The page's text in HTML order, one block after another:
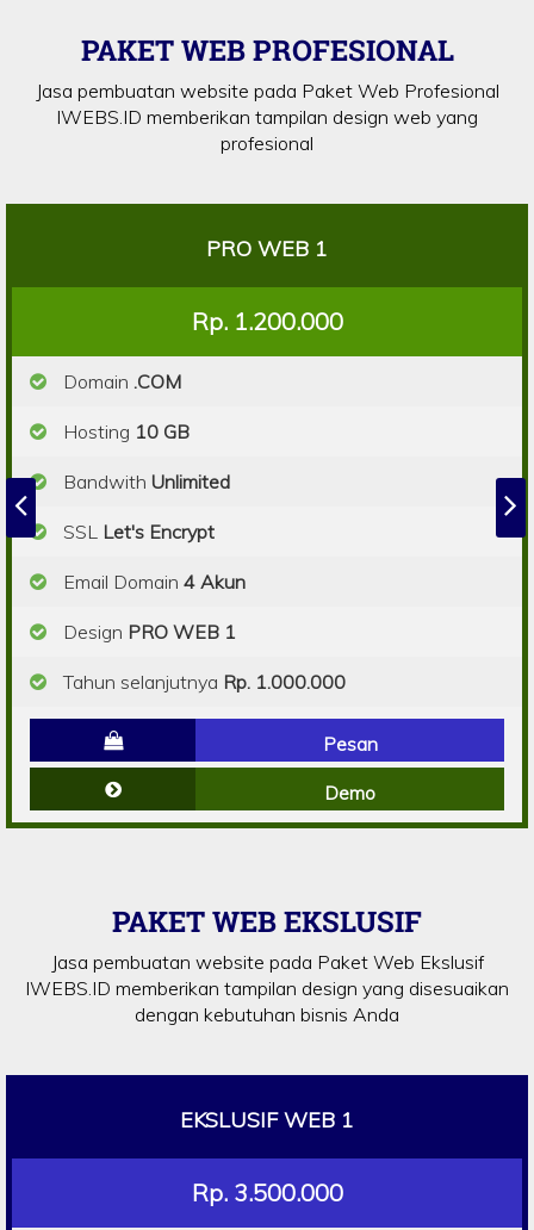
PAKET WEB PROFESIONAL
Jasa pembuatan website pada Paket Web Profesional
IWEBS.ID memberikan tampilan design web yang
profesional
PRO WEB 1
Rp. 1.200.000
Domain .COM
Hosting 10 GB
Bandwith Unlimited
SSL Let's Encrypt
Email Domain 4 Akun
Design PRO WEB 1
Tahun selanjutnya Rp. 1.000.000
Pesan
Demo
PAKET WEB EKSLUSIF
Jasa pembuatan website pada Paket Web Ekslusif
IWEBS.ID memberikan tampilan design yang disesuaikan
dengan kebutuhan bisnis Anda
EKSLUSIF WEB 1
Rp. 3.500.000